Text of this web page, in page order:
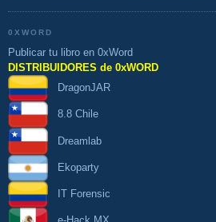
0XWORD
Publicar tu libro en 0xWord
DISTRIBUIDORES de 0xWORD
DragonJAR
8.8 Chile
Dreamlab
Ekoparty
IT Forensic